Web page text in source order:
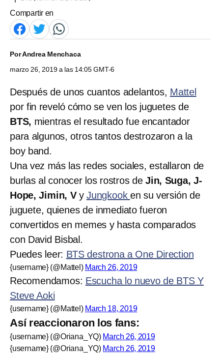
Compartir en
PorAndrea Menchaca
marzo 26, 2019 a las 14:05 GMT-6
Después de unos cuantos adelantos, Mattel
por fin reveló cómo se ven los juguetes de
BTS, mientras el resultado fue encantador
para algunos, otros tantos destrozaron a la
boy band.
Una vez más las redes sociales, estallaron de
burlas al conocer los rostros de Jin, Suga, J-
Hope, Jimin, V yJungkook en su versión de
juguete, quienes de inmediato fueron
convertidos en memes y hasta comparados
con David Bisbal.
Puedes leer: BTS destrona a One Direction
{username} (@Mattel) March 26, 2019
Recomendamos: Escucha lo nuevo de BTS Y
Steve Aoki
{username} (@Mattel) March 18, 2019
Así reaccionaron los fans:
{username} (@Oriana_YQ) March 26, 2019
{username} (@Oriana_YQ) March 26, 2019